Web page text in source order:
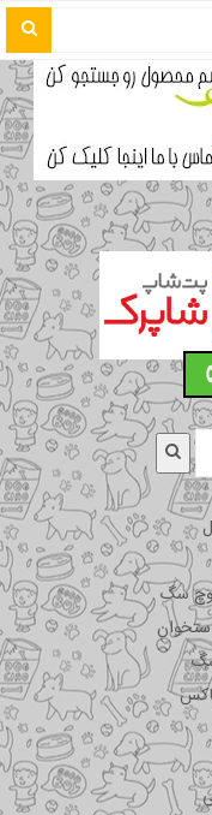
سگ